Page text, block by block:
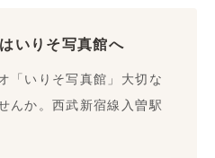
いりそ写真館へ
「いりそ写真館」大切な
んか。西武新宿線入曽駅